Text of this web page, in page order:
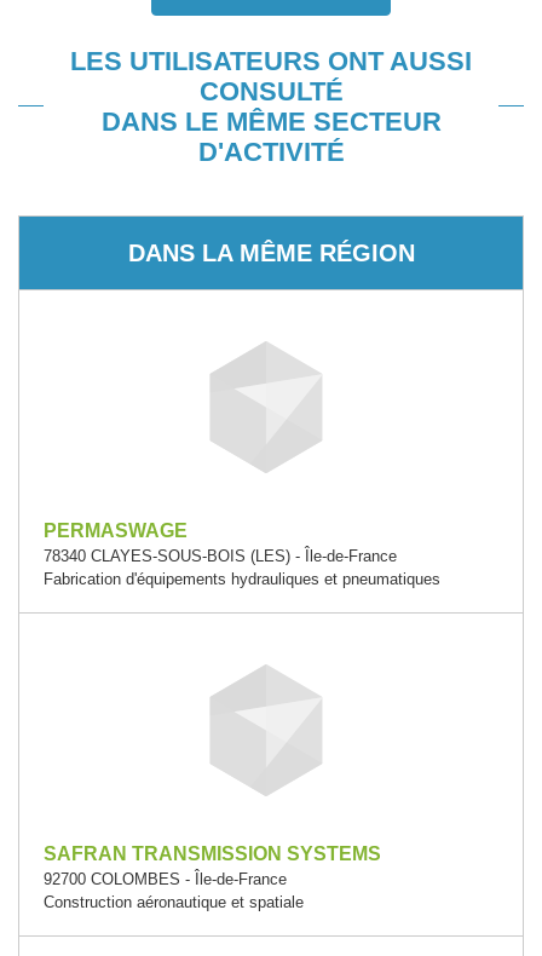
LES UTILISATEURS ONT AUSSI
CONSULTÉ
DANS LE MÊME SECTEUR
D'ACTIVITÉ
DANS LA MÊME RÉGION
PERMASWAGE
78340 CLAYES-SOUS-BOIS (LES) - Île-de-France
Fabrication d'équipements hydrauliques et pneumatiques
SAFRAN TRANSMISSION SYSTEMS
92700 COLOMBES - Île-de-France
Construction aéronautique et spatiale